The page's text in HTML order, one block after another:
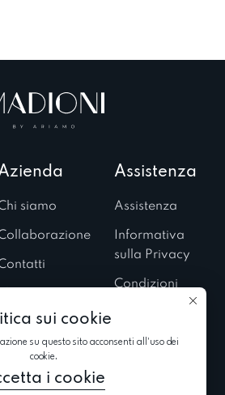
sui cookie
su questo sito acconsenti all'uso dei
cookie.
i cookie
siamo
Blog
Assistenza
Assistenza
Informativa
sulla Privacy
Condizioni